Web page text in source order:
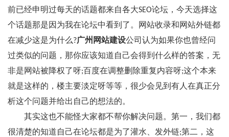
前已经申明过每天的话题都来自各大SEO论坛，今天选择这
个话题那是因为我在论坛中看到了。网站收录和网站外链都
在减少这是为什么?广州网站建设公司认为如果你也曾经问
过类似的问题，那你应该知道自己会得到什么样的答案，无
非是网站被降权了呀;百度在调整删除重复内容呀;这个本来
就是这样的，楼主要淡定呀等等，很少会见到有人在真正分
析这个问题并给出自己的想法的。
其实这也不能怪大家都不帮你解决问题。第一，我们都
很清楚的知道自己在论坛都是为了灌水、发外链;第二，这